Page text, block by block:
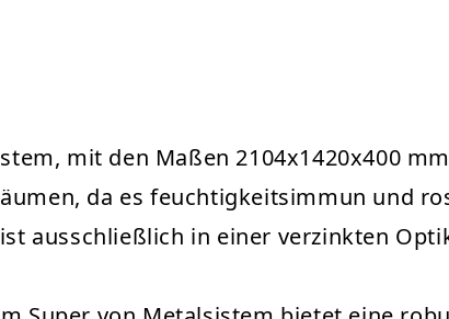
mit den Maßen 2104x1420x400
da es feuchtigkeitsimmun und
ausschließlich in einer verzinkten